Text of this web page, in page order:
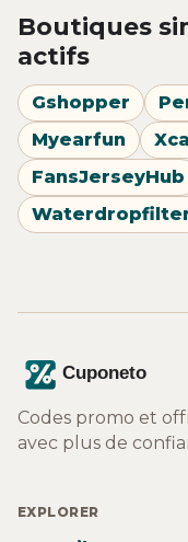
Boutiques
actifs
Gshopper
Myearfun
FansJerseyHub
Codes promo et
avec plus de
EXPLORER